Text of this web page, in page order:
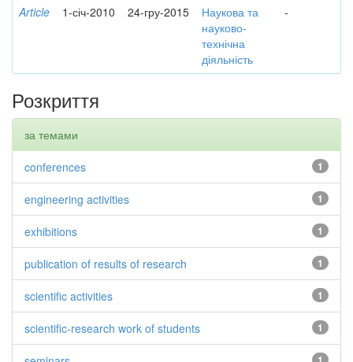
Article 1-січ-2010 24-гру-2015
Наукова та
науково-
технічна
діяльність
-
Розкриття
за темами
1
conferences
1
engineering activities
1
exhibitions
1
publication of results of research
1
scientific activities
1
scientific-research work of students